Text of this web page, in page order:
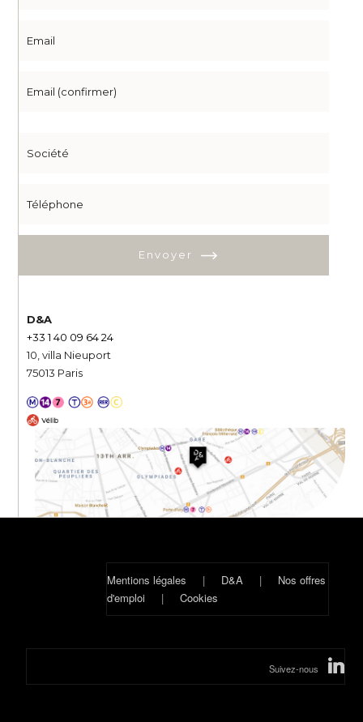
Envoyer
D&A
+33 1 40 09 64 24
10, villa Nieuport
75013 Paris
Mentions légales | D&A| Nos offres
d'emploi| Cookies
Suivez-nous